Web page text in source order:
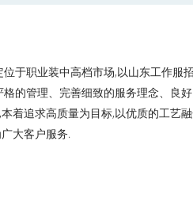
于职业装中高档市场,以山东工作服
的管理、完善细致的服务理念、良
着追求高质量为目标,以优质的工艺
大客户服务.